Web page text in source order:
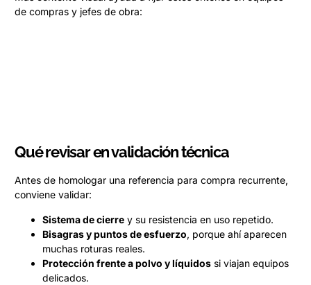
de compras y jefes de obra:
Qué revisar en validación técnica
Antes de homologar una referencia para compra recurrente,
conviene validar:
Sistema de cierre y su resistencia en uso repetido.
Bisagras y puntos de esfuerzo, porque ahí aparecen
muchas roturas reales.
Protección frente a polvo y líquidos si viajan equipos
delicados.